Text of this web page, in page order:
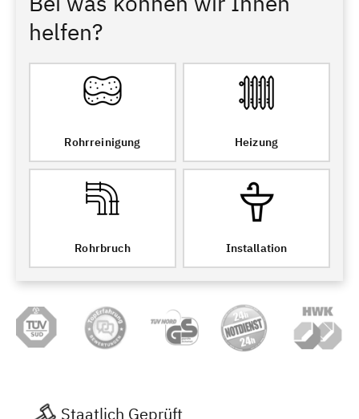
helfen?
Rohrreinigung Heizung
Rohrbruch Installation
Staatlich Geprüft